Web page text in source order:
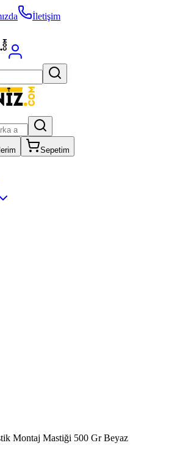
İletişim
Sepetim
Montaj Mastiği 500 Gr Beyaz